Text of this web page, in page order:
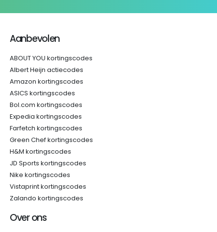
Aanbevolen
ABOUT YOU kortingscodes
Albert Heijn actiecodes
Amazon kortingscodes
ASICS kortingscodes
Bol.com kortingscodes
Expedia kortingscodes
Farfetch kortingscodes
Green Chef kortingscodes
H&M kortingscodes
JD Sports kortingscodes
Nike kortingscodes
Vistaprint kortingscodes
Zalando kortingscodes
Over ons